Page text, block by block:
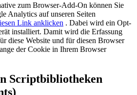
zum Browser-Add-On können Sie
Analytics auf unseren Seiten
Link anklicken . Dabei wird ein Opt-
installiert. Damit wird die Erfassung
diese Website und für diesen Browser
der Cookie in Ihrem Browser
Scriptbibliotheken